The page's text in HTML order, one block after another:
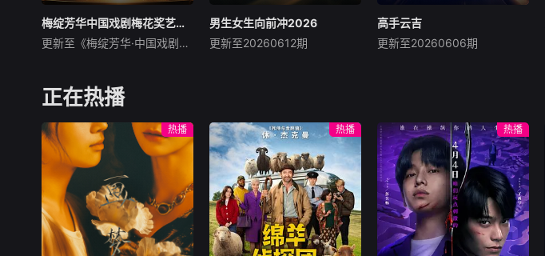
梅绽芳华中国戏剧梅花奖艺术家口述史
未知
核心，通过访谈的形式，全媒
体形态挖掘、记录、传播梅花
悟、传承故事，打造集史料留
存、文化传播、艺术普及、文
旅融合于一体的精品文化IP。
节目填补中国戏剧史口述文献
空白，构建涵盖多个剧种、40
位艺术家的动态数据库，具有
极高艺术价值和史料价值。
梅绽芳华中国戏剧梅花奖艺术家口述史
更新至《梅绽芳华·中国戏剧梅花奖艺术家
男生女生向前冲2026
未知
的是为保证男女选手都能呈现
不同的看点和亮点。赛道将专
门针对男女不同的运动特点，
进行不同的关卡设计：男生赛
道将更注重力量与速度，而女
生赛道则在智慧与趣味上更为
讲究。男女赛道精彩纷呈，水
上游戏关卡重重，惊险刺激爆
男生女生向前冲2026
更新至20260612期
高手云吉
未知
“硬”，更深入挖掘工匠故事
“暖”，将平凡岗位上的奋斗升
华为动人的先锋传奇。
高手云吉
更新至20260606期
正在热播
热播 热播 热播